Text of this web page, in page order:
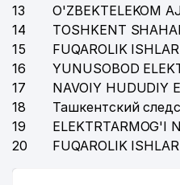
13
O'ZBEKTELEKOM
14
TOSHKENT
15
FUQAROLIK
16
YUNUSOBOD
17
NAVOIY HUDUDIY
18
Ташкентский
19
ELEKTRTARMOG'I
20
FUQAROLIK